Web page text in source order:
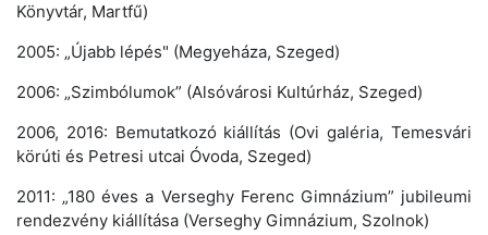
Könyvtár, Martfű)
2005: „Újabb lépés" (Megyeháza, Szeged)
2006: „Szimbólumok” (Alsóvárosi Kultúrház, Szeged)
2006, 2016: Bemutatkozó kiállítás (Ovi galéria, Temesvári
körúti és Petresi utcai Óvoda, Szeged)
2011: „180 éves a Verseghy Ferenc Gimnázium” jubileumi
rendezvény kiállítása (Verseghy Gimnázium, Szolnok)